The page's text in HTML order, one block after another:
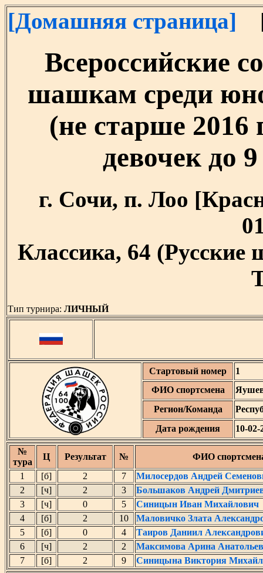
[Домашняя страница]
Всероссийские
шашкам среди
(не старше 2016
девочек до
г. Сочи, п. Лоо
Классика, 64
Тип турнира: ЛИЧНЫЙ
Стартовый номер
1
ФИО спортсмена
Регион/Команда
Дата рождения
10-02-
№
тура
Ц Результат №
ФИО
1
[б] 2 7
Милосердов Андрей
2
[ч] 2 3
Большаков Андрей
3
[ч] 0 5
Синицын Иван Михайлович
4
[б] 2 10
Маловичко Злата
5
[б] 0 4
Таиров Даниил
6
[ч] 2 2
Максимова Арина
7
[б] 2 9
Синицына Виктория